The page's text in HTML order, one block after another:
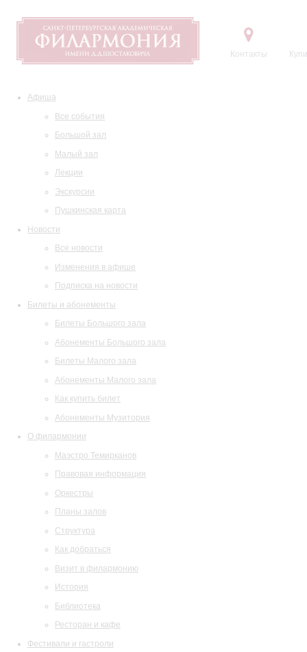
Контакты
Афиша
Все события
Большой зал
Малый зал
Лекции
Экскурсии
Пушкинская карта
Новости
Все новости
Изменения в афише
Подписка на новости
Билеты и абонементы
Билеты Большого зала
Абонементы Большого зала
Билеты Малого зала
Абонементы Малого зала
Как купить билет
Абонементы Музитория
О филармонии
Маэстро Темирканов
Правовая информация
Оркестры
Планы залов
Структура
Как добраться
Визит в филармонию
История
Библиотека
Ресторан и кафе
Фестивали и гастроли